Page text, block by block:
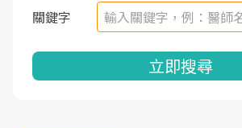
關鍵字
立即搜尋